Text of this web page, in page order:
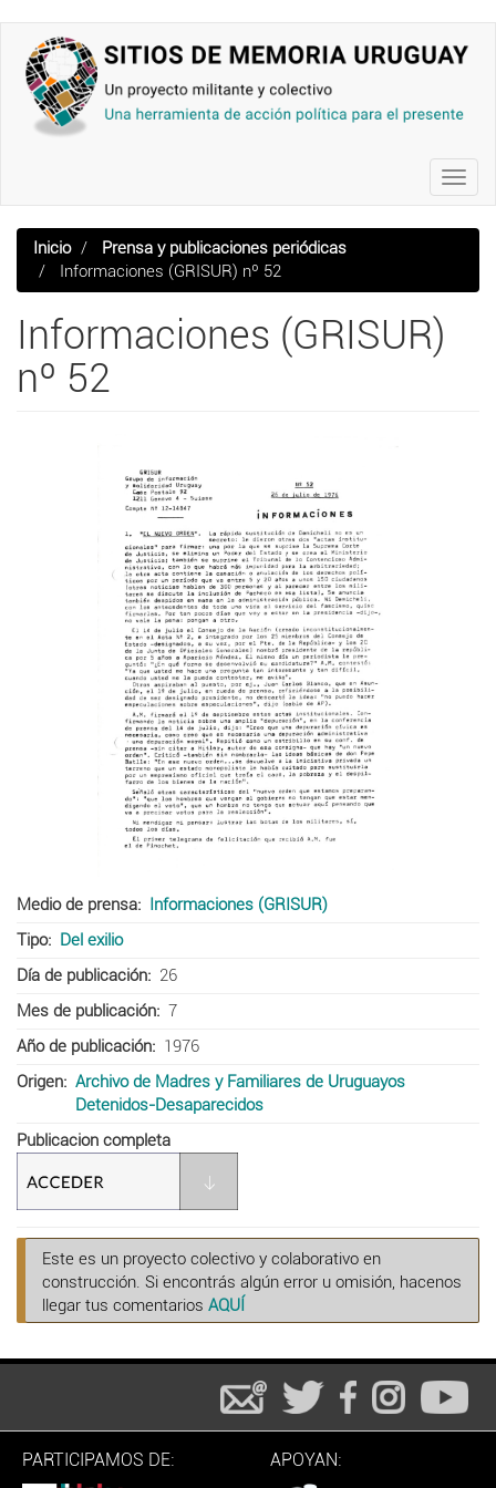
contenido
principal
Inicio
Prensa y publicaciones periódicas
Informaciones (GRISUR) nº 52
Informaciones (GRISUR)
nº 52
Medio de prensa
Informaciones (GRISUR)
Tipo
Del exilio
Día de publicación
26
Mes de publicación
7
Año de publicación
1976
Origen
Archivo de Madres y Familiares de Uruguayos
Detenidos-Desaparecidos
Publicacion completa
Este es un proyecto colectivo y colaborativo en
construcción. Si encontrás algún error u omisión, hacenos
llegar tus comentarios AQUÍ
PARTICIPAMOS DE: APOYAN: